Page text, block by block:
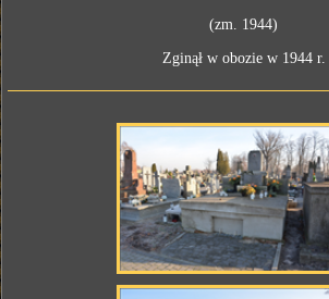
(zm. 1944)
Zginął w obozie w 1944 r.